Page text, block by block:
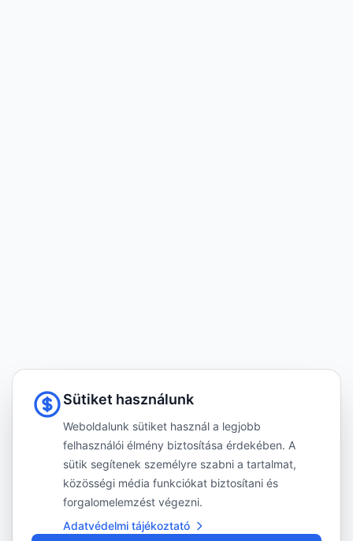
Sütiket használunk
Weboldalunk sütiket használ a legjobb
felhasználói élmény biztosítása érdekében. A
sütik segítenek személyre szabni a tartalmat,
közösségi média funkciókat biztosítani és
forgalomelemzést végezni.
Adatvédelmi tájékoztató